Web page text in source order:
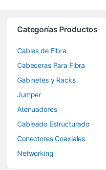
Categorías Productos
Cables de Fibra
Cabeceras Para Fibra
Gabinetes y Racks
Jumper
Atenuadores
Cableado Estructurado
Conectores Coaxiales
Networking